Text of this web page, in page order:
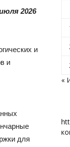
2026
и
и
для
«